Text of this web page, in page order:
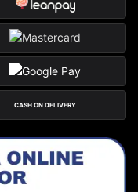
CASH ON DELIVERY